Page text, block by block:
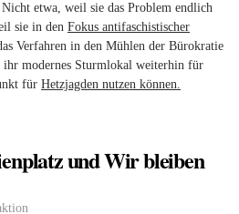
etwa, weil sie das Problem endlich
sie in den Fokus antifaschistischer
Verfahren in den Mühlen der Bürokratie
ihr modernes Sturmlokal weiterhin für
für Hetzjagden nutzen können.
und Wir bleiben